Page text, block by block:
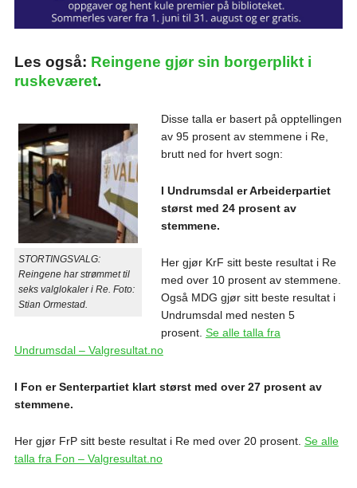
Les også: Reingene gjør sin borgerplikt i
ruskeværet.
STORTINGSVALG:
Reingene har strømmet til
seks valglokaler i Re. Foto:
Stian Ormestad.
Disse talla er basert på opptellingen
av 95 prosent av stemmene i Re,
brutt ned for hvert sogn:
I Undrumsdal er Arbeiderpartiet
størst med 24 prosent av
stemmene.
Her gjør KrF sitt beste resultat i Re
med over 10 prosent av stemmene.
Også MDG gjør sitt beste resultat i
Undrumsdal med nesten 5
prosent. Se alle talla fra
Undrumsdal – Valgresultat.no
I Fon er Senterpartiet klart størst med over 27 prosent av
stemmene.
Her gjør FrP sitt beste resultat i Re med over 20 prosent. Se alle
talla fra Fon – Valgresultat.no